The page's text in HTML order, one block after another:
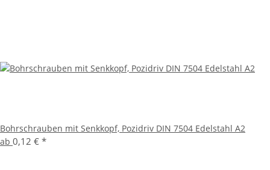
Bohrschrauben mit Senkkopf, Pozidriv DIN 7504 Edelstahl A2
ab 0,12 € *